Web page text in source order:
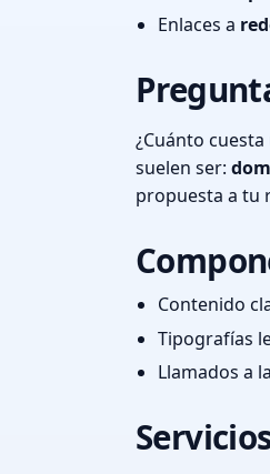
Enlaces a
¿Cuánto cuesta
suelen ser:
propuesta a tu
Contenido
Tipografías
Llamados a